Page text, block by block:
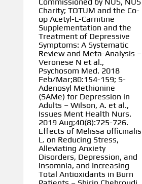
Charity; TOTUM and the Co-
op Acetyl-L-Carnitine
Supplementation and the
Treatment of Depressive
Symptoms: A Systematic
Review and Meta-Analysis –
Veronese N et al.,
Psychosom Med. 2018
Feb/Mar;80:154-159; S-
Adenosyl Methionine
(SAMe) for Depression in
Adults – Wilson, A. et al.,
Issues Ment Health Nurs.
2019 Aug;40(8):725-726.
Effects of Melissa officinalis
L. on Reducing Stress,
Alleviating Anxiety
Disorders, Depression, and
Insomnia, and Increasing
Total Antioxidants in Burn